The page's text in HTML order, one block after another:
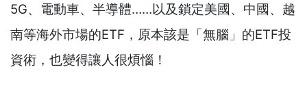
5G、電動車、半導體……以及鎖定美國、中國、越
南等海外市場的ETF， 原本該是「無腦」的ETF投
資術，也變得讓人很煩惱！